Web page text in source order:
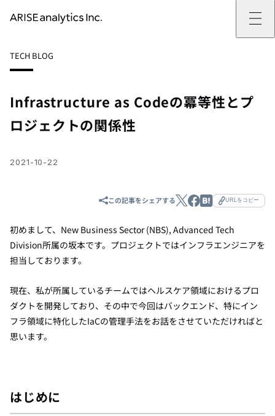
ARISE analyticsとはトップ
ミッション・バリュー
働きがいのある会社づくり
サービス
提供サービストップ
カスタマーサポート改革
ドローン・ビジネス活用
データ・AI人材育成支援
生成AI活用支援
実績
データドリブン改革の推進支援
新規事業の立ち上げ支援
データ分析基盤の構築・活用支援
企業情報トップ
会社概要
CEOメッセージ
お問い合わせ
ニュース
ニューストップ
インフォメーション
イベント
技術情報
技術情報トップ
PAPER
採用
新卒採用
数字で見るARISE analytics
TECH BLOG
Infrastructure as Codeの冪等性とプ
ロジェクトの関係性
2021-10-22
この記事をシェアする URLをコピー
初めまして、New Business Sector (NBS), Advanced Tech
Division所属の坂本です。プロジェクトではインフラエンジニアを
担当しております。
現在、私が所属しているチームではヘルスケア領域におけるプロ
ダクトを開発しており、その中で今回はバックエンド、特にイン
フラ領域に特化したIaCの管理手法をお話をさせていただければと
思います。
はじめに